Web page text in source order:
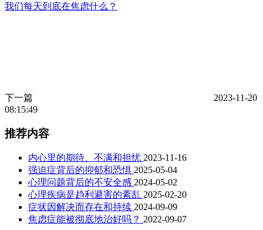
我们每天到底在焦虑什么？
下一篇
2023-11-20
08:15:49
推荐内容
内心里的期待、不满和担忧 2023-11-16
强迫症背后的抑郁和恐惧 2025-05-04
心理问题背后的不安全感 2024-05-02
心理疾病是趋利避害的紊乱 2025-02-20
症状因解决而存在和持续 2024-09-09
焦虑症能被彻底地治好吗？ 2022-09-07